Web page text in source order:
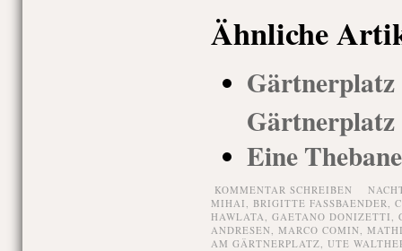
Ähnliche
Gärtnerplatz
Eine
KOMMENTAR SCHREIBEN
MIHAI, BRIGITTE FASSBAENDER,
HAWLATA, GAETANO DONIZETTI,
ANDRESEN, MARCO COMIN,
AM GÄRTNERPLATZ, UTE